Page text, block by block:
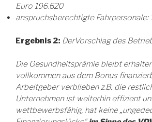
Euro 196.620
anspruchsberechtigte Fahrpersonale:
Ergebnis 2: DerVorschlag des
Die Gesundheitsprämiebleibt
vollkommen aus dem Bonus
Arbeitgeber verblieben z.B. die
Unternehmen ist weiterhin effizient
wettbewerbsfähig, hat keine